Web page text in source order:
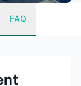
FAQ